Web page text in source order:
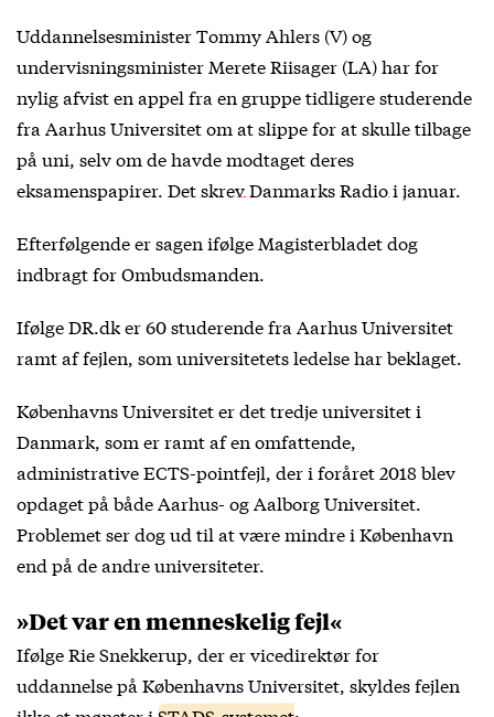
Uddannelsesminister Tommy Ahlers (V) og
undervisningsminister Merete Riisager (LA) har for
nylig afvist en appel fra en gruppe tidligere studerende
fra Aarhus Universitet om at slippe for at skulle tilbage
på uni, selv om de havde modtaget deres
eksamenspapirer. Det skrev Danmarks Radio i januar.
Efterfølgende er sagen ifølge Magisterbladetdog
indbragt for Ombudsmanden.
Ifølge DR.dk er 60 studerende fra Aarhus Universitet
ramt af fejlen, som universitetets ledelse har beklaget.
Københavns Universitet er det tredje universitet i
Danmark, som er ramt af en omfattende,
administrative ECTS-pointfejl, der i foråret 2018 blev
opdaget på både Aarhus- og Aalborg Universitet.
Problemet ser dog ud til at være mindre i København
end på de andre universiteter.
»Det var en menneskelig fejl«
Ifølge Rie Snekkerup, der er vicedirektør for
uddannelse på Københavns Universitet, skyldes fejlen